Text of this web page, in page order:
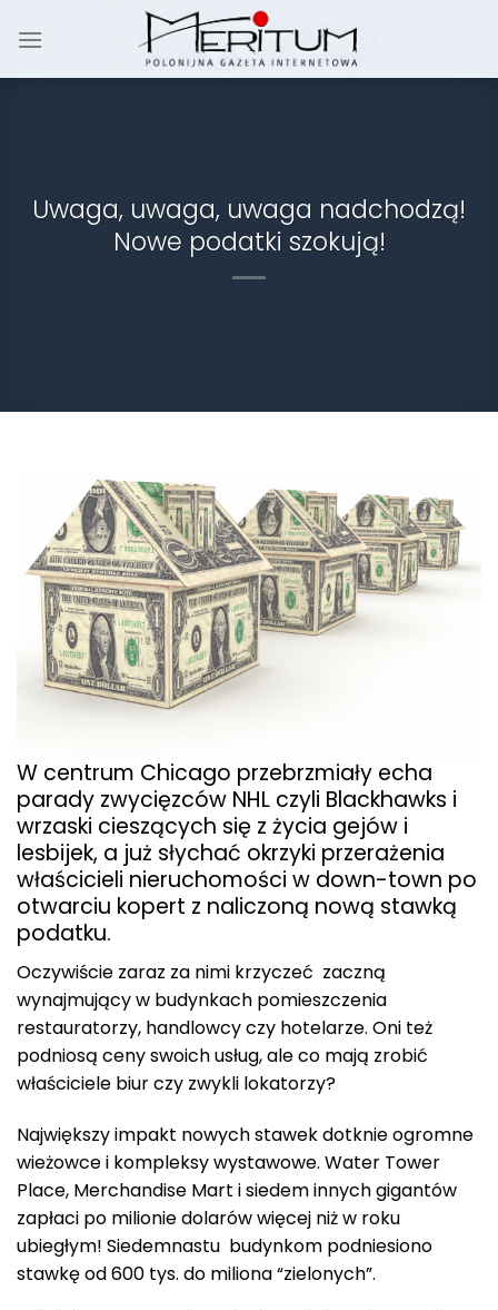
Uwaga, uwaga, uwaga nadchodzą!
Nowe podatki szokują!
W centrum Chicago przebrzmiały echa
parady zwycięzców NHL czyli Blackhawks i
wrzaski cieszących się z życia gejów i
lesbijek, a już słychać okrzyki przerażenia
właścicieli nieruchomości w down-town po
otwarciu kopert z naliczoną nową stawką
podatku.
Oczywiście zaraz za nimi krzyczeć zaczną
wynajmujący w budynkach pomieszczenia
restauratorzy, handlowcy czy hotelarze. Oni też
podniosą ceny swoich usług, ale co mają zrobić
właściciele biur czy zwykli lokatorzy?
Największy impakt nowych stawek dotknie ogromne
wieżowce i kompleksy wystawowe. Water Tower
Place, Merchandise Mart i siedem innych gigantów
zapłaci po milionie dolarów więcej niż w roku
ubiegłym! Siedemnastu budynkom podniesiono
stawkę od 600 tys. do miliona “zielonych”.